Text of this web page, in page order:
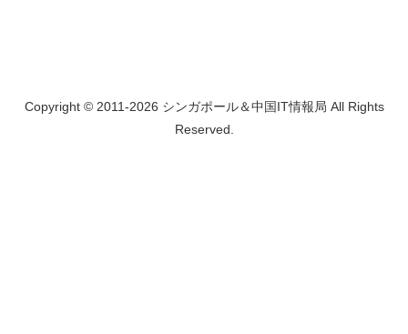
Copyright © 2011-2026 シンガポール＆中国IT情報局 All Rights
Reserved.